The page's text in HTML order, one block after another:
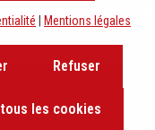
inspired with
Mentions légales
Refuser
les cookies